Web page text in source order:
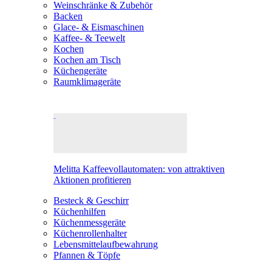
Weinschränke & Zubehör
Backen
Glace- & Eismaschinen
Kaffee- & Teewelt
Kochen
Kochen am Tisch
Küchengeräte
Raumklimageräte
Melitta Kaffeevollautomaten: von attraktiven
Aktionen profitieren
Besteck & Geschirr
Küchenhilfen
Küchenmessgeräte
Küchenrollenhalter
Lebensmittelaufbewahrung
Pfannen & Töpfe